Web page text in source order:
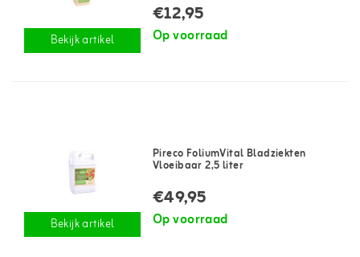
Bekijk artikel
€12,95
Op voorraad
Bekijk artikel
Pireco FoliumVital Bladziekten
Vloeibaar 2,5 liter
€49,95
Op voorraad